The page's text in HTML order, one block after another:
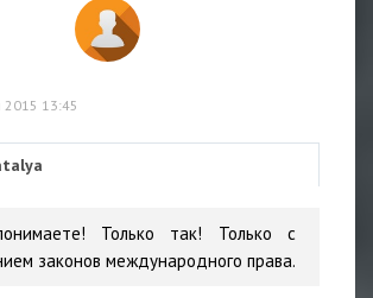
2015 13:45
Только так! Только с
законов международного права.